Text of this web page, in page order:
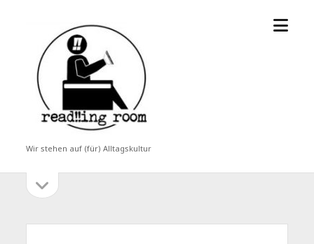
read!!ing
room
Wir stehen auf (für) Alltagskultur
Menü
Seitenleiste
öffnen